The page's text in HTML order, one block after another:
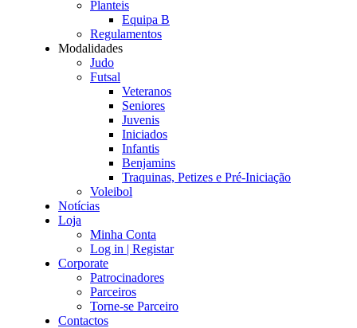
Planteis
Equipa B
Regulamentos
Modalidades
Judo
Futsal
Veteranos
Seniores
Juvenis
Iniciados
Infantis
Benjamins
Traquinas, Petizes e Pré-Iniciação
Voleibol
Notícias
Loja
Minha Conta
Log in | Registar
Corporate
Patrocinadores
Parceiros
Torne-se Parceiro
Contactos